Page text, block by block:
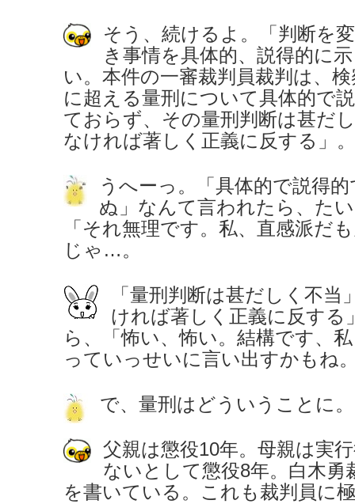
そう、続けるよ。「判断を
き事情を具体的、説得的に
い。本件の一審裁判員裁判は、
に超える量刑について具体的で
ておらず、その量刑判断は甚だ
なければ著しく正義に反する」。
うへーっ。「具体的で説得
ぬ」なんて言われたら、た
「それ無理です。私、直感派だ
じゃ…。
「量刑判断は甚だしく不当
ければ著しく正義に反する
ら、「怖い、怖い。結構です、
っていっせいに言い出すかもね
で、量刑はどういうことに。
父親は懲役10年。母親は実
ないとして懲役8年。白木勇
を書いている。これも裁判員に